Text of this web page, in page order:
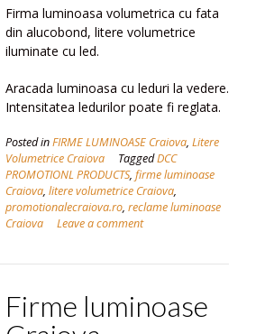
Firma luminoasa volumetrica cu fata
din alucobond, litere volumetrice
iluminate cu led.
Aracada luminoasa cu leduri la vedere.
Intensitatea ledurilor poate fi reglata.
Posted inFIRME LUMINOASE Craiova, Litere
Volumetrice Craiova
TaggedDCC
PROMOTIONL PRODUCTS, firme luminoase
Craiova, litere volumetrice Craiova,
promotionalecraiova.ro, reclame luminoase
Craiova
Leave a comment
Firme luminoase